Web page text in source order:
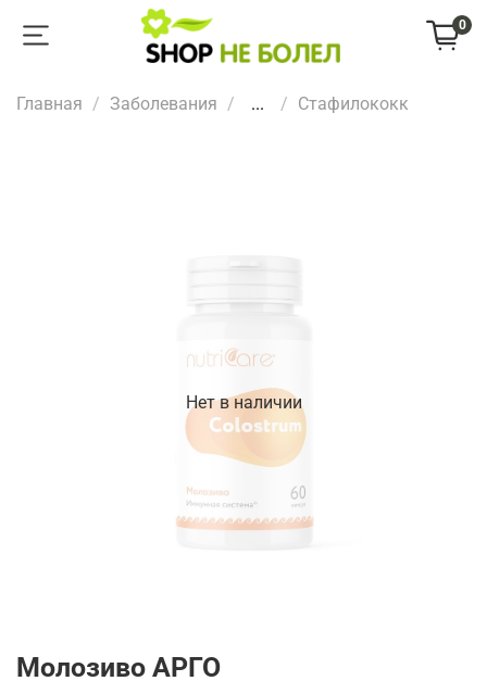
0
Главная Заболевания ... Стафилококк
Нет в наличии
Молозиво АРГО